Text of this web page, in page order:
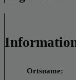
Ortsname: